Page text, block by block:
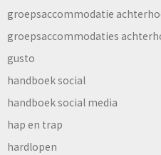
groepsaccommodatie
groepsaccommodaties
gusto
handboek social
handboek social media
hap en trap
hardlopen